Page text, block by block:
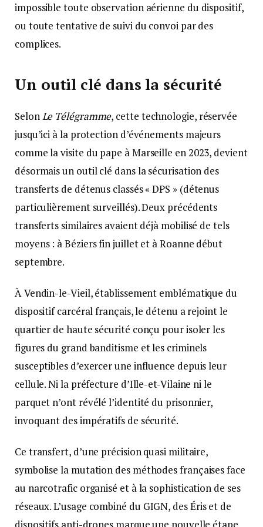
impossible toute observation aérienne du dispositif,
ou toute tentative de suivi du convoi par des
complices.
Un outil clé dans la sécurité
SelonLe Télégramme, cette technologie, réservée
jusqu’ici à la protection d’événements majeurs
comme la visite du pape à Marseille en 2023, devient
désormais un outil clé dans la sécurisation des
transferts de détenus classés « DPS » (détenus
particulièrement surveillés). Deux précédents
transferts similaires avaient déjà mobilisé de tels
moyens : à Béziers fin juillet et à Roanne début
septembre.
À Vendin-le-Vieil, établissement emblématique du
dispositif carcéral français, le détenu a rejoint le
quartier de haute sécurité conçu pour isoler les
figures du grand banditisme et les criminels
susceptibles d’exercer une influence depuis leur
cellule. Ni la préfecture d’Ille-et-Vilaine ni le
parquet n’ont révélé l’identité du prisonnier,
invoquant des impératifs de sécurité.
Ce transfert, d’une précision quasi militaire,
symbolise la mutation des méthodes françaises face
au narcotrafic organisé et à la sophistication de ses
réseaux. L’usage combiné du GIGN, des Éris et de